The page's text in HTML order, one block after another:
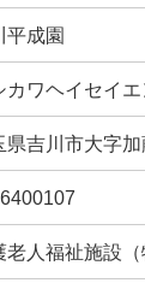
平成園
カワヘイセイエ
県吉川市大字加
老人福祉施設（